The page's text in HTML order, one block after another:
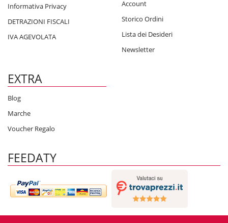
Informativa Privacy
DETRAZIONI FISCALI
IVA AGEVOLATA
Account
Storico Ordini
Lista dei Desideri
Newsletter
EXTRA
Blog
Marche
Voucher Regalo
FEEDATY